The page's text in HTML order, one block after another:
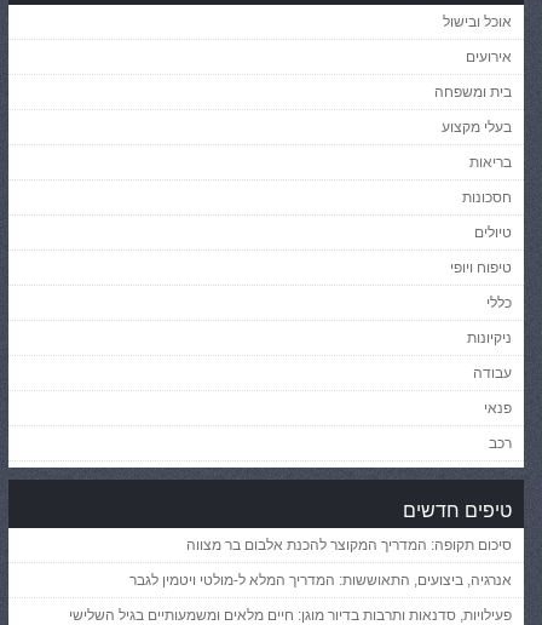
אוכל ובישול
אירועים
בית ומשפחה
בעלי מקצוע
בריאות
חסכונות
טיולים
טיפוח ויופי
כללי
ניקיונות
עבודה
פנאי
רכב
טיפים חדשים
סיכום תקופה: המדריך המקוצר להכנת אלבום בר מצווה
אנרגיה, ביצועים, התאוששות: המדריך המלא ל-מולטי ויטמין לגבר
פעילויות, סדנאות ותרבות בדיור מוגן: חיים מלאים ומשמעותיים בגיל השלישי